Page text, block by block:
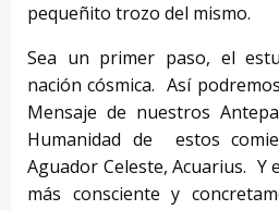
pequeñito trozo del mismo.
Sea un primer paso, el
nación cósmica. Así
Mensaje de nuestros
Humanidad de estos
Aguador Celeste, Acuarius. Y
más consciente y